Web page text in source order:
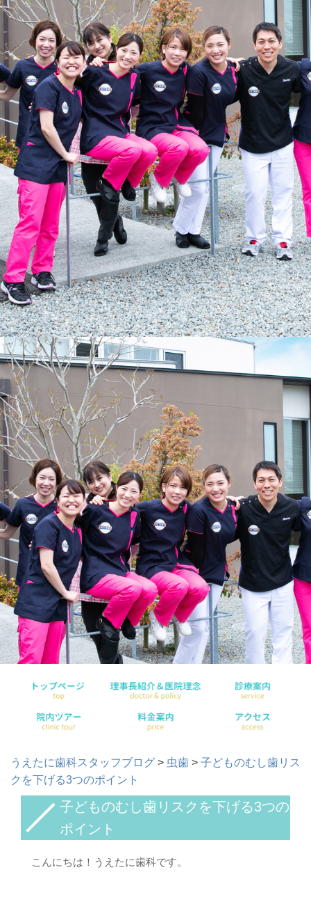
うえたに歯科スタッフブログ > 虫歯 > 子どものむし歯リス
クを下げる3つのポイント
子どものむし歯リスクを下げる3つの
ポイント
こんにちは！うえたに歯科です。